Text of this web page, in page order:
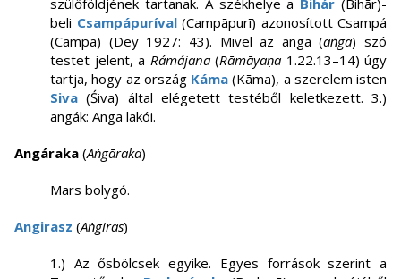
szülőföldjének tartanak. A székhelye a Bihár (Bihār)-
beli Csampápuríval(Campāpurī) azonosított Csampá
(Campā) (Dey 1927: 43). Mivel az anga (aṅga) szó
testet jelent, a Rámájana(Rāmāyaṇa 1.22.13–14) úgy
tartja, hogy az ország Káma (Kāma), a szerelem isten
Siva (Śiva) által elégetett testéből keletkezett. 3.)
angák: Anga lakói.
Angáraka (Aṅgāraka)
Mars bolygó.
Angirasz (Aṅgiras)
1.) Az ősbölcsek egyike. Egyes források szerint a